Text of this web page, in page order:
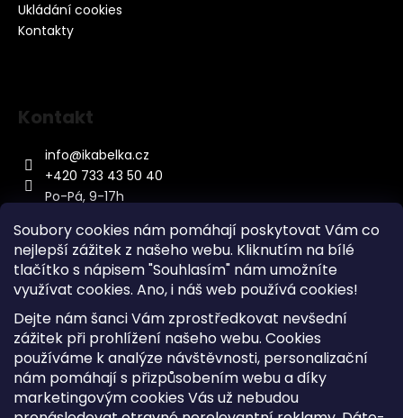
Soubory cookies nám pomáhají poskytovat Vám co
nejlepší zážitek z našeho webu. Kliknutím na bílé
tlačítko s nápisem "Souhlasím" nám umožníte
využívat cookies. Ano, i náš web používá cookies!
Dejte nám šanci Vám zprostředkovat nevšední
zážitek při prohlížení našeho webu. Cookies
používáme k analýze návštěvnosti, personalizační
nám pomáhají s přizpůsobením webu a díky
marketingovým cookies Vás už nebudou
Ukládání cookies
Kontakty
Kontakt
info@ikabelka.cz
+420 733 43 50 40
Po-Pá, 9-17h
Kontakt
Sitemap
Doprava a Platba
Reklamace Zboží
Obchodní podmínky